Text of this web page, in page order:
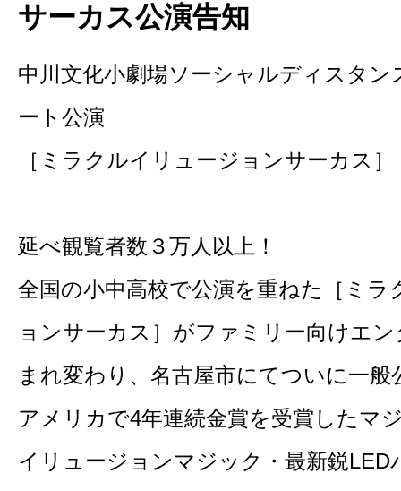
サーカス公演告知
中川文化小劇場ソーシャルディスタ
ート公演
［ミラクルイリュージョンサーカス］
延べ観覧者数３万人以上！
全国の小中高校で公演を重ねた［ミラ
ョンサーカス］がファミリー向けエ
まれ変わり、名古屋市にてついに一般
アメリカで4年連続金賞を受賞したマ
イリュージョンマジック・最新鋭LED